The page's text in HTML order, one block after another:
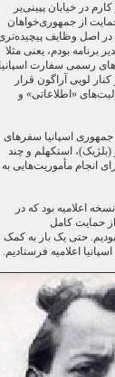
در خیابان پپینی‌یر
از جمهوری‌خواهان
اصل وظایف
برنامه بودم، یعنی مثلا
رسمی سفارت اسپانیا
لویی آراگون قرار
«اطلاعاتی» و
اسپانیا سفرهای
(بلژیک)، استکهلم و چند
انجام مأموریت‌هایی به
اعلامیه بود که در
حمایت کامل
حتی یک بار به کمک
اعلامیه فرستادیم.